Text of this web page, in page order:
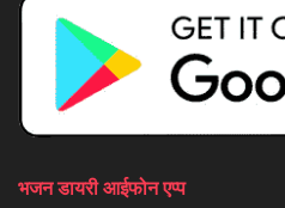
भजन डायरी आईफोन एप्प